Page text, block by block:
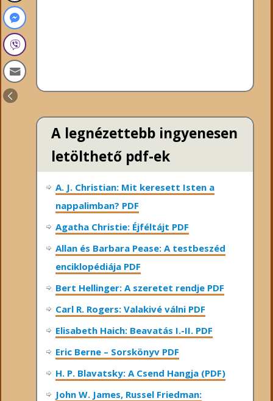
A legnézettebb ingyenesen
letölthető pdf-ek
A. J. Christian: Mit keresett Isten a
nappalimban? PDF
Agatha Christie: Éjféltájt PDF
Allan és Barbara Pease: A testbeszéd
enciklopédiája PDF
Bert Hellinger: A ​szeretet rendje PDF
Carl R. Rogers: Valakivé válni PDF
Elisabeth Haich: Beavatás I.-II. PDF
Eric Berne – Sorskönyv PDF
H. P. Blavatsky: A Csend Hangja (PDF)
John W. James, Russel Friedman: